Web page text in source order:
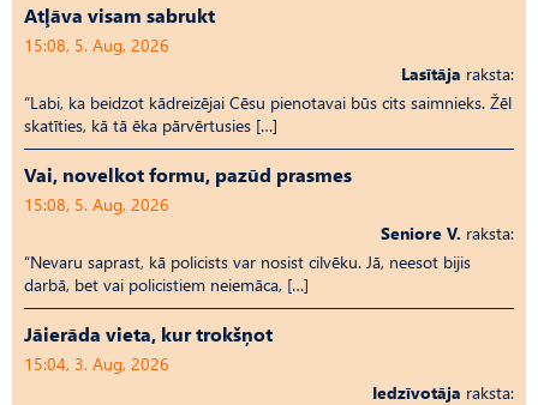
Atļāva visam sabrukt
15:08, 5. Aug, 2026
Lasītāja raksta:
“Labi, ka beidzot kādreizējai Cēsu pienotavai būs cits saimnieks. Žēl
skatīties, kā tā ēka pārvērtusies […]
Vai, novelkot formu, pazūd prasmes
15:08, 5. Aug, 2026
Seniore V. raksta:
“Nevaru saprast, kā policists var nosist cilvēku. Jā, neesot bijis
darbā, bet vai policistiem neiemāca, […]
Jāierāda vieta, kur trokšņot
15:04, 3. Aug, 2026
Iedzīvotāja raksta: